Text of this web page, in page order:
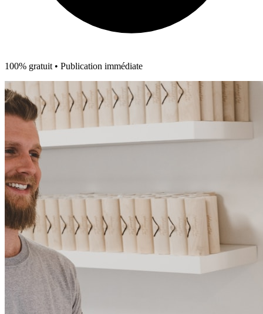
100% gratuit • Publication immédiate